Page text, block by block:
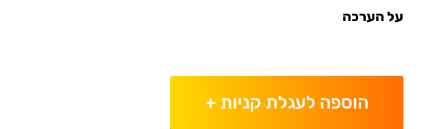
על הערכה
הוספה לעגלת קניות +